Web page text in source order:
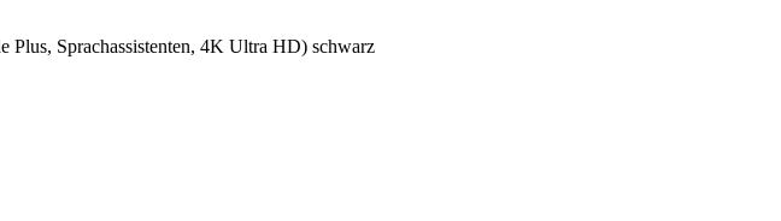
Sprachassistenten, 4K Ultra HD) schwarz